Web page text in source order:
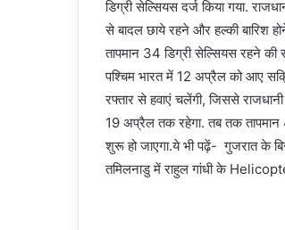
डिग्री सेल्सियस दर्ज किया गया.
से बादल छाये रहने और हल्की बारिश
तापमान 34 डिग्री सेल्सियस रहने की
पश्चिम भारत में 12 अप्रैल को आए
रफ्तार से हवाएं चलेंगी, जिससे
19 अप्रैल तक रहेगा. तब तक तापमान
शुरू हो जाएगा.ये भी पढ़ें- गुजरात के
तमिलनाडु में राहुल गांधी के